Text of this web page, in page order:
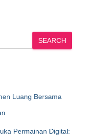
SEARCH
Luang Bersama
Permainan Digital: